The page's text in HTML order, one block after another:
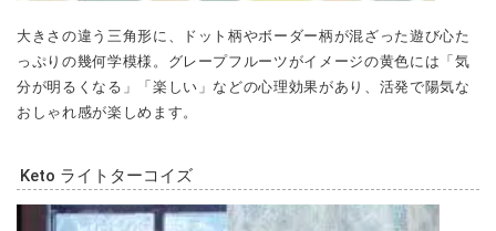
大きさの違う三角形に、ドット柄やボーダー柄が混ざった遊び心た
っぷりの幾何学模様。グレープフルーツがイメージの黄色には「気
分が明るくなる」「楽しい」などの心理効果があり、活発で陽気な
おしゃれ感が楽しめます。
Keto ライトターコイズ